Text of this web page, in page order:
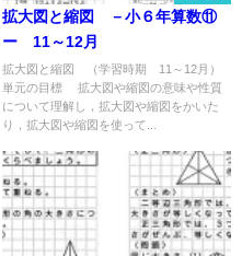
拡大図と縮図 －小６年算数⑪
ー 11～12月
拡大図と縮図 （学習時期 11～12月）
単元の目標 拡大図や縮図の意味や性質
について理解し，拡大図や縮図をかいた
り，拡大図や縮図を使って...